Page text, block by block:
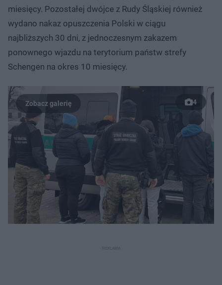
miesięcy. Pozostałej dwójce z Rudy Śląskiej również
wydano nakaz opuszczenia Polski w ciągu
najbliższych 30 dni, z jednoczesnym zakazem
ponownego wjazdu na terytorium państw strefy
Schengen na okres 10 miesięcy.
4